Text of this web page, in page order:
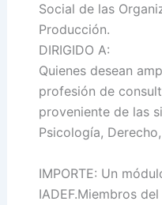
Social de las
Producción.
DIRIGIDO A:
Quienes desean
profesión de
proveniente de las
Psicología,
IMPORTE: Un
IADEF.Miembros